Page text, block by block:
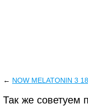
← NOW MELATONIN 3
Так же советуем